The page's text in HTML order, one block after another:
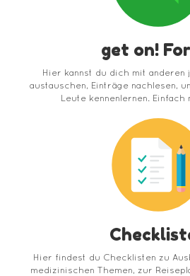
get on!
Hier kannst du dich mit anderen
austauschen, Einträge nachlesen,
Leute kennenlernen. Einfach
Hier findest du Checklisten zu
medizinischen Themen, zur